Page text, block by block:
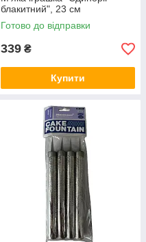
блакитний", 23 см
Готово до відправки
339 ₴
Купити